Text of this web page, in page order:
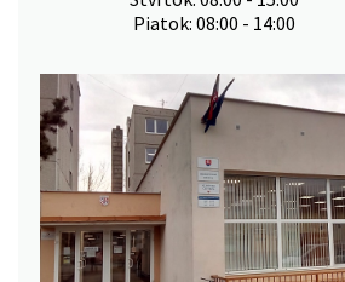
Piatok: 08:00 - 14:00